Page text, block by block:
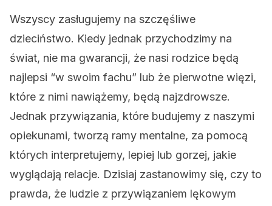
Wszyscy zasługujemy na szczęśliwe
dzieciństwo. Kiedy jednak przychodzimy na
świat, nie ma gwarancji, że nasi rodzice będą
najlepsi “w swoim fachu” lub że pierwotne więzi,
które z nimi nawiążemy, będą najzdrowsze.
Jednak przywiązania, które budujemy z naszymi
opiekunami, tworzą ramy mentalne, za pomocą
których interpretujemy, lepiej lub gorzej, jakie
wyglądają relacje. Dzisiaj zastanowimy się, czy to
prawda, że ludzie z przywiązaniem lękowym